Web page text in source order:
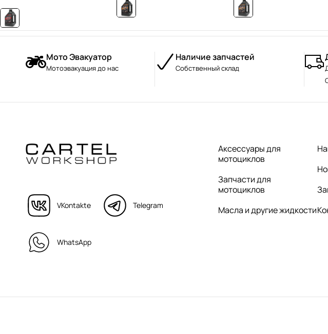
Мото Эвакуатор
Мотоэвакуация до нас
Наличие запчастей
Собственный склад
VKontakte Telegram
WhatsApp
Аксессуары для
мотоциклов
Запчасти для
мотоциклов
Масла и другие жидкости